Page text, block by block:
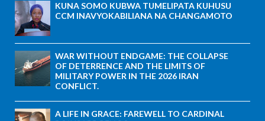
KUNA SOMO KUBWA TUMELIPATA KUHUSU
CCM INAVYOKABILIANA NA CHANGAMOTO
WAR WITHOUT ENDGAME: THE COLLAPSE
OF DETERRENCE AND THE LIMITS OF
MILITARY POWER IN THE 2026 IRAN
CONFLICT.
A LIFE IN GRACE: FAREWELL TO CARDINAL